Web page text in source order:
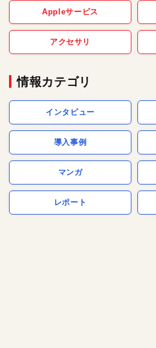
Appleサービス
アクセサリ
情報カテゴリ
インタビュー
導入事例
マンガ
レポート